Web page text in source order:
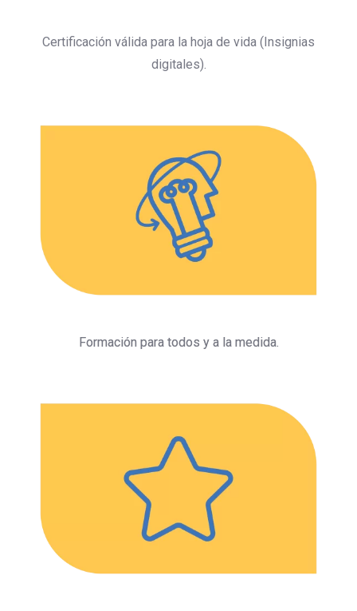
Certificación válida para la hoja de vida (Insignias
digitales).
Formación para todos y a la medida.